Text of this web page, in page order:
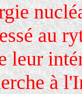
au
leur
à